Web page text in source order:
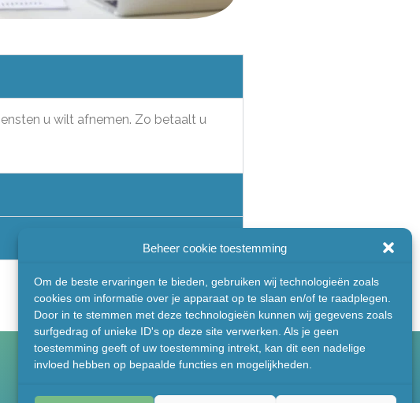
Beheer cookie toestemming
Om de beste ervaringen te bieden, gebruiken wij technologieën zoals
cookies om informatie over je apparaat op te slaan en/of te raadplegen.
Door in te stemmen met deze technologieën kunnen wij gegevens zoals
surfgedrag of unieke ID's op deze site verwerken. Als je geen
toestemming geeft of uw toestemming intrekt, kan dit een nadelige
invloed hebben op bepaalde functies en mogelijkheden.
u wilt afnemen. Zo betaalt u